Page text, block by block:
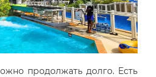
продолжать долго. Есть